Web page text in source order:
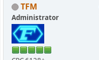
TFM
Administrator